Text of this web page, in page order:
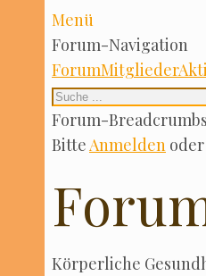
Menü
Forum-Navi­ga­ti­on
ForumMit­glie­der
Forum-
Bit­teAnmel­den oder
Kör­per­li­che